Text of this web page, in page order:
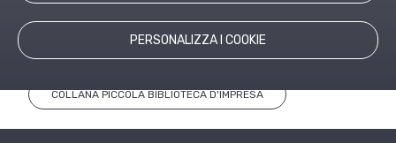
PERSONALIZZA I COOKIE
PUBBLICAZIONI DI SETTORE
COLLANA PICCOLA BIBLIOTECA D'IMPRESA